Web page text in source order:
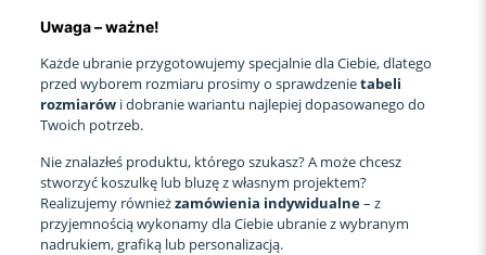
Uwaga – ważne!
Każde ubranie przygotowujemy specjalnie dla Ciebie, dlatego
przed wyborem rozmiaru prosimy o sprawdzenietabeli
rozmiarówi dobranie wariantu najlepiej dopasowanego do
Twoich potrzeb.
Nie znalazłeś produktu, którego szukasz? A może chcesz
stworzyć koszulkę lub bluzę z własnym projektem?
Realizujemy równieżzamówienia indywidualne– z
przyjemnością wykonamy dla Ciebie ubranie z wybranym
nadrukiem, grafiką lub personalizacją.